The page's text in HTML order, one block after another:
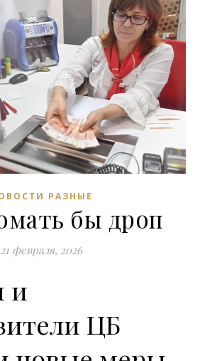
РАЗНЫЕ
бы дроп
21 февраля, 2026
и
ЦБ